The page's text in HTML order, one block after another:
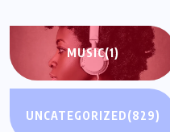
MUSIC(1)
UNCATEGORIZED(829)